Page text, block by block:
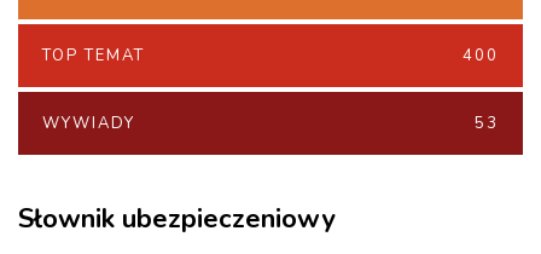
TOP TEMAT 400
WYWIADY 53
Słownik ubezpieczeniowy